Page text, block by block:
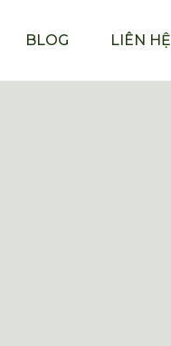
BLOG LIÊN HỆ